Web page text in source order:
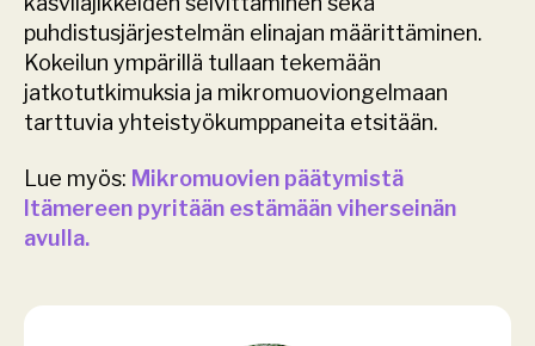
puhdistusjärjestelmän elinajan määrittäminen.
Kokeilun ympärillä tullaan tekemään
jatkotutkimuksia ja mikromuoviongelmaan
tarttuvia yhteistyökumppaneita etsitään.
Lue myös: Mikromuovien päätymistä
Itämereen pyritään estämään viherseinän
avulla.